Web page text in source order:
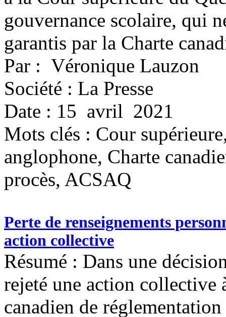
gouvernance scolaire, qui
garantis par la Charte
Par : Véronique Lauzon
Société : La Presse
Date : 15 avril 2021
Mots clés : Cour
anglophone, Charte
procès, ACSAQ
Perte de renseignements
action collective
Résumé : Dans une
rejeté une action collective
canadien de